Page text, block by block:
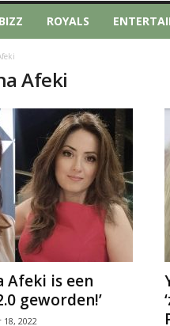
ROYALS
Afeki
Afeki is een
geworden!’
2022